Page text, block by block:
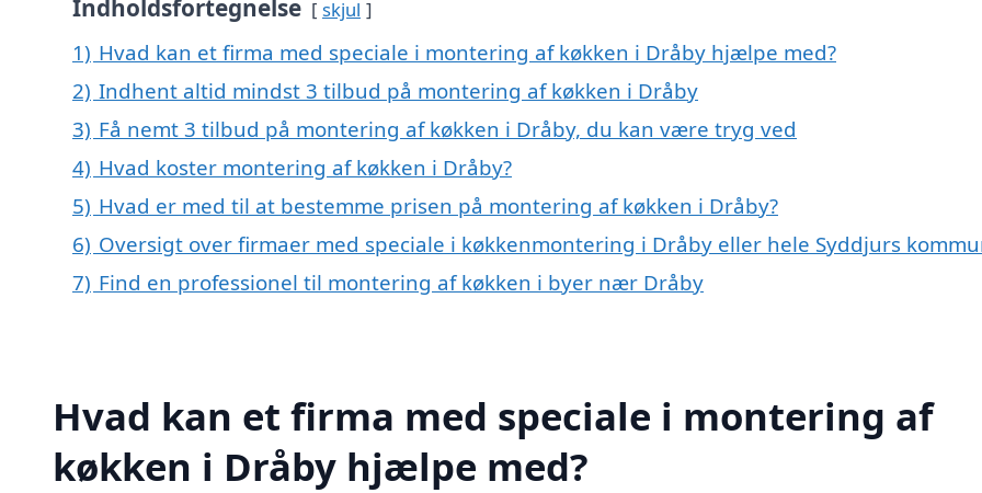
Indholdsfortegnelse skjul
1) Hvad kan et firma med speciale i montering af køkken i Dråby hjælpe med?
2) Indhent altid mindst 3 tilbud på montering af køkken i Dråby
3) Få nemt 3 tilbud på montering af køkken i Dråby, du kan være tryg ved
4) Hvad koster montering af køkken i Dråby?
5) Hvad er med til at bestemme prisen på montering af køkken i Dråby?
6) Oversigt over firmaer med speciale i køkkenmontering i Dråby eller hele Syddjurs
7) Find en professionel til montering af køkken i byer nær Dråby
Hvad kan et firma med speciale i montering af
køkken i Dråby hjælpe med?